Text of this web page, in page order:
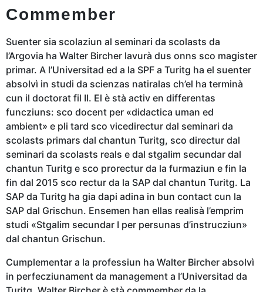
Commember
Suenter sia scolaziun al seminari da scolasts da
l’Argovia ha Walter Bircher lavurà dus onns sco magister
primar. A l’Universitad ed a la SPF a Turitg ha el suenter
absolvì in studi da scienzas natiralas ch’el ha terminà
cun il doctorat fil II. El è stà activ en differentas
funcziuns: sco docent per «didactica uman ed
ambient» e pli tard sco vicedirectur dal seminari da
scolasts primars dal chantun Turitg, sco directur dal
seminari da scolasts reals e dal stgalim secundar dal
chantun Turitg e sco prorectur da la furmaziun e fin la
fin dal 2015 sco rectur da la SAP dal chantun Turitg. La
SAP da Turitg ha gia dapi adina in bun contact cun la
SAP dal Grischun. Ensemen han ellas realisà l’emprim
studi «Stgalim secundar I per persunas d’instrucziun»
dal chantun Grischun.
Cumplementar a la professiun ha Walter Bircher absolvì
in perfecziunament da management a l’Universitad da